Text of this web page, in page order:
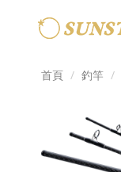
首頁
釣竿